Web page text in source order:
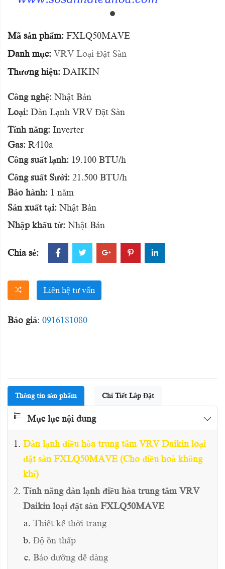
Mã sản phẩm: FXLQ50MAVE
Danh mục: VRV Loại Đặt Sàn
Thương hiệu: DAIKIN
Công nghệ: Nhật Bản
Loại: Dàn Lạnh VRV Đặt Sàn
Tính năng: Inverter
Gas: R410a
Công suất lạnh: 19.100 BTU/h
Công suất Sưởi: 21.500 BTU/h
Bảo hành: 1 năm
Sản xuất tại: Nhật Bản
Nhập khẩu từ: Nhật Bản
Chia sẻ:
Liên hệ tư vấn
Báo giá: 0916181080
Thông tin sản phẩm Chi Tiết Lắp Đặt
Mục lục nội dung
Dàn lạnh điều hòa trung tâm VRV Daikin loại
đặt sàn FXLQ50MAVE (Cho điều hoà không
khí)
Tính năng dàn lạnh điều hòa trung tâm VRV
Daikin loại đặt sàn FXLQ50MAVE
Thiết kế thời trang
Độ ồn thấp
Bảo dưỡng dễ dàng